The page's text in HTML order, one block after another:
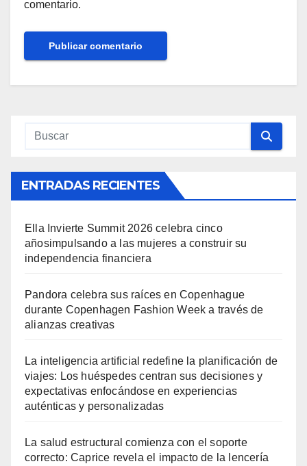
comentario.
ENTRADAS RECIENTES
Ella Invierte Summit 2026 celebra cinco
añosimpulsando a las mujeres a construir su
independencia financiera
Pandora celebra sus raíces en Copenhague
durante Copenhagen Fashion Week a través de
alianzas creativas
La inteligencia artificial redefine la planificación de
viajes: Los huéspedes centran sus decisiones y
expectativas enfocándose en experiencias
auténticas y personalizadas
La salud estructural comienza con el soporte
correcto: Caprice revela el impacto de la lencería